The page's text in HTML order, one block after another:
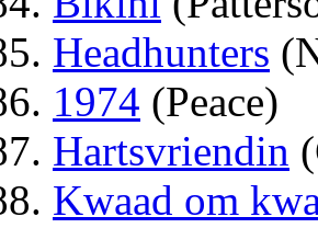
Headhunters
1974 (Peace)
Hartsvriendin
Kwaad om